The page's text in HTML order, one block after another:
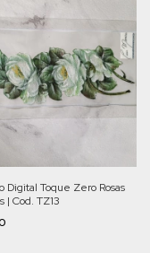
Digital Toque Zero Rosas
| Cod. TZ13